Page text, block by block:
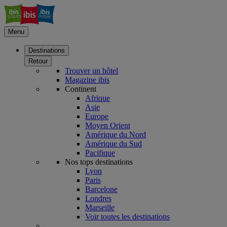
Menu
Destinations
Retour
Trouver un hôtel
Magazine ibis
Continent
Afrique
Asie
Europe
Moyen Orient
Amérique du Nord
Amérique du Sud
Pacifique
Nos tops destinations
Lyon
Paris
Barcelone
Londres
Marseille
Voir toutes les destinations